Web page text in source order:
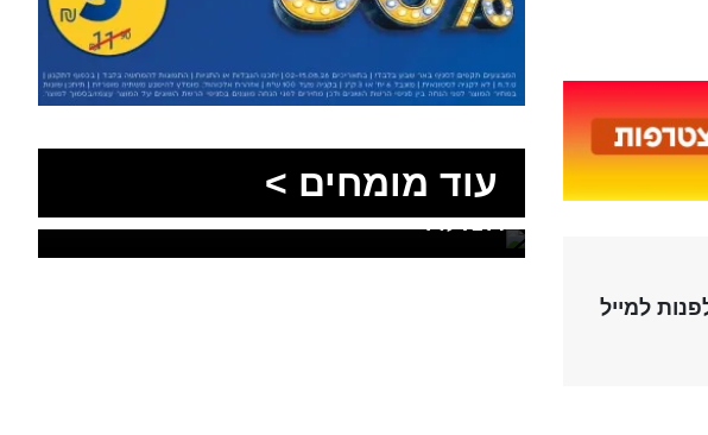
למייל
עוד מומחים >
הסעות בדרום 2026: כך
מתכננים נסיעה קבוצתית
מושלמת לנגב, לאילת ולים
המלח